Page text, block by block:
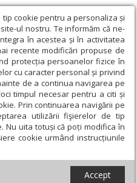
cookie pentru a personaliza și
ul nostru. Te informăm că ne-
în acestea și în activitatea
recente modificări propuse de
protecția persoanelor fizice în
cu caracter personal și privind
de a continua navigarea pe
timpul necesar pentru a citi și
Prin continuarea navigării pe
utilizării fişierelor de tip
Nu uita totuși că poți modifica în
cookie urmând instrucțiunile
Accept
› Știri › Sărbătoarea
Bistriţa-